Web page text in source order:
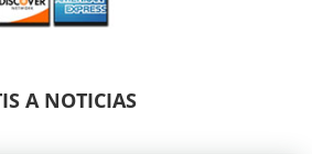
A NOTICIAS